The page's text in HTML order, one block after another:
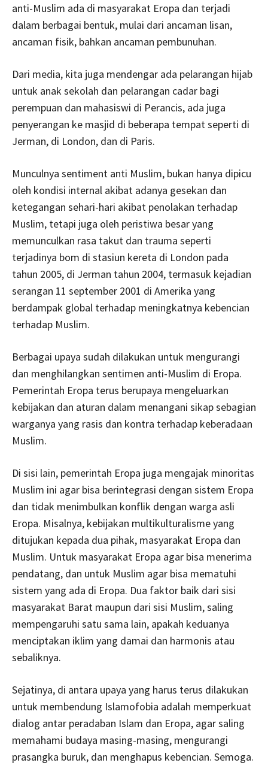
anti-Muslim ada di masyarakat Eropa dan terjadi
dalam berbagai bentuk, mulai dari ancaman lisan,
ancaman fisik, bahkan ancaman pembunuhan.
Dari media, kita juga mendengar ada pelarangan hijab
untuk anak sekolah dan pelarangan cadar bagi
perempuan dan mahasiswi di Perancis, ada juga
penyerangan ke masjid di beberapa tempat seperti di
Jerman, di London, dan di Paris.
Munculnya sentiment anti Muslim, bukan hanya dipicu
oleh kondisi internal akibat adanya gesekan dan
ketegangan sehari-hari akibat penolakan terhadap
Muslim, tetapi juga oleh peristiwa besar yang
memunculkan rasa takut dan trauma seperti
terjadinya bom di stasiun kereta di London pada
tahun 2005, di Jerman tahun 2004, termasuk kejadian
serangan 11 september 2001 di Amerika yang
berdampak global terhadap meningkatnya kebencian
terhadap Muslim.
Berbagai upaya sudah dilakukan untuk mengurangi
dan menghilangkan sentimen anti-Muslim di Eropa.
Pemerintah Eropa terus berupaya mengeluarkan
kebijakan dan aturan dalam menangani sikap sebagian
warganya yang rasis dan kontra terhadap keberadaan
Muslim.
Di sisi lain, pemerintah Eropa juga mengajak minoritas
Muslim ini agar bisa berintegrasi dengan sistem Eropa
dan tidak menimbulkan konflik dengan warga asli
Eropa. Misalnya, kebijakan multikulturalisme yang
ditujukan kepada dua pihak, masyarakat Eropa dan
Muslim. Untuk masyarakat Eropa agar bisa menerima
pendatang, dan untuk Muslim agar bisa mematuhi
sistem yang ada di Eropa. Dua faktor baik dari sisi
masyarakat Barat maupun dari sisi Muslim, saling
mempengaruhi satu sama lain, apakah keduanya
menciptakan iklim yang damai dan harmonis atau
sebaliknya.
Sejatinya, di antara upaya yang harus terus dilakukan
untuk membendung Islamofobia adalah memperkuat
dialog antar peradaban Islam dan Eropa, agar saling
memahami budaya masing-masing, mengurangi
prasangka buruk, dan menghapus kebencian. Semoga.